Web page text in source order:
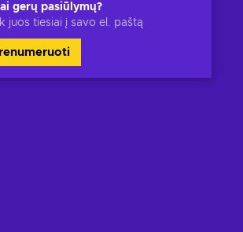
gerų pasiūlymų?
juos tiesiai į savo el. paštą